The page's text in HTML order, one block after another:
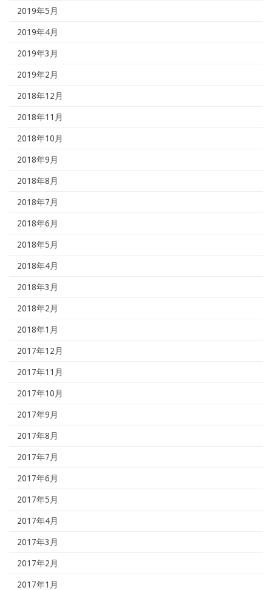
2019年5月
2019年4月
2019年3月
2019年2月
2018年12月
2018年11月
2018年10月
2018年9月
2018年8月
2018年7月
2018年6月
2018年5月
2018年4月
2018年3月
2018年2月
2018年1月
2017年12月
2017年11月
2017年10月
2017年9月
2017年8月
2017年7月
2017年6月
2017年5月
2017年4月
2017年3月
2017年2月
2017年1月